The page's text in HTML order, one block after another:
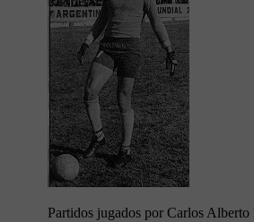
Partidos jugados por Carlos